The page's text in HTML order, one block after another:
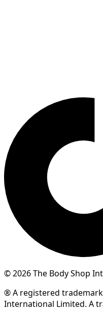
© 2026 The Body Shop
® A registered
International Limited. A